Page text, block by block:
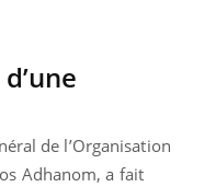
de l’Organisation
Adhanom, a fait